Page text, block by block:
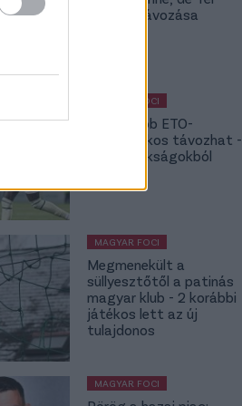
Stegen távozása
MAGYAR FOCI
NB I: Újabb ETO-
kulcsjátékos távozhat -
topbajnokságokból
MAGYAR FOCI
Megmenekült a
süllyesztőtől a patinás
magyar klub - 2 korábbi
játékos lett az új
tulajdonos
MAGYAR FOCI